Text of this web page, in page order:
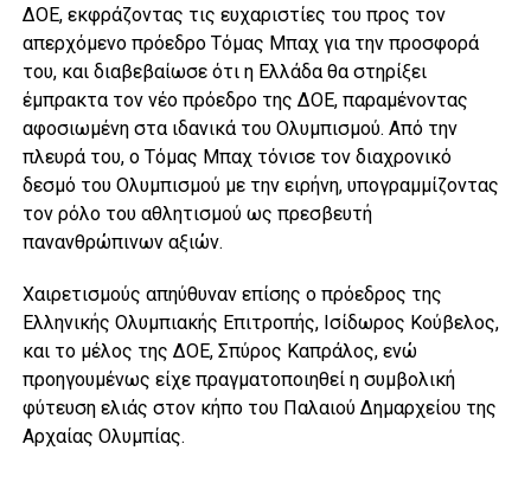
ΔΟΕ, εκφράζοντας τις ευχαριστίες του προς τον
απερχόμενο πρόεδρο Τόμας Μπαχ για την προσφορά
του, και διαβεβαίωσε ότι η Ελλάδα θα στηρίξει
έμπρακτα τον νέο πρόεδρο της ΔΟΕ, παραμένοντας
αφοσιωμένη στα ιδανικά του Ολυμπισμού. Από την
πλευρά του, ο Τόμας Μπαχ τόνισε τον διαχρονικό
δεσμό του Ολυμπισμού με την ειρήνη, υπογραμμίζοντας
τον ρόλο του αθλητισμού ως πρεσβευτή
πανανθρώπινων αξιών.
Χαιρετισμούς απηύθυναν επίσης ο πρόεδρος της
Ελληνικής Ολυμπιακής Επιτροπής, Ισίδωρος Κούβελος,
και το μέλος της ΔΟΕ, Σπύρος Καπράλος, ενώ
προηγουμένως είχε πραγματοποιηθεί η συμβολική
φύτευση ελιάς στον κήπο του Παλαιού Δημαρχείου της
Αρχαίας Ολυμπίας.